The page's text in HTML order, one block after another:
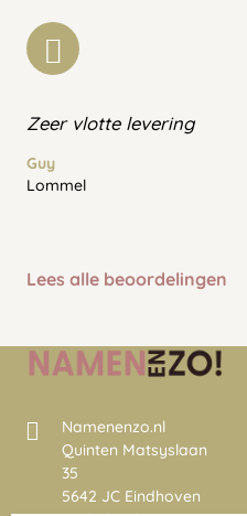
Zeer vlotte levering
Guy
Lommel
Lees alle beoordelingen
Namenenzo.nl
Quinten Matsyslaan
35
5642 JC Eindhoven